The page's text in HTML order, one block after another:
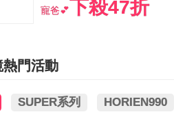
寵爸💕下殺47折
熱門活動
SUPER系列 HORIEN990